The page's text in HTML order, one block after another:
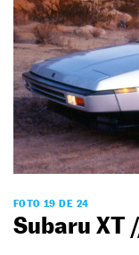
FOTO 19 DE 24
Subaru XT